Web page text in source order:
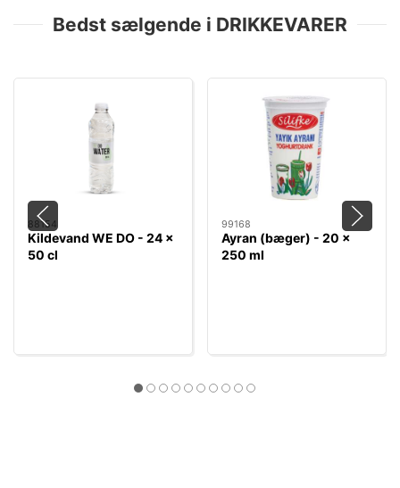
Bedst sælgende i DRIKKEVARER
88154
Kildevand WE DO - 24 x
50 cl
99168
Ayran (bæger) - 20 x
250 ml